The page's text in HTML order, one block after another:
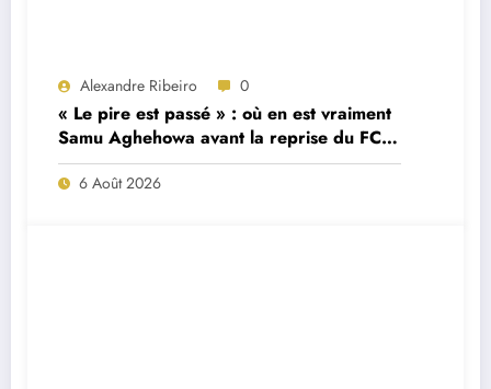
Alexandre Ribeiro 0
« Le pire est passé » : où en est vraiment
Samu Aghehowa avant la reprise du FC
Porto ?
6 Août 2026